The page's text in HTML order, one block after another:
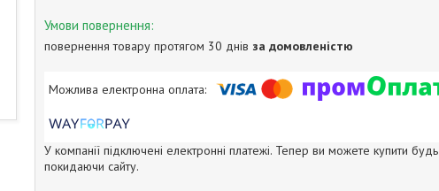
повернення товару протягом 30 днів за домовленістю
У компанії підключені електронні платежі. Тепер ви можете купити
покидаючи сайту.